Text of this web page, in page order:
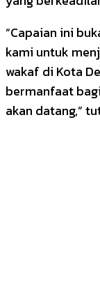
“Capaian ini
kami untuk
wakaf di Kota
bermanfaat
akan datang,”